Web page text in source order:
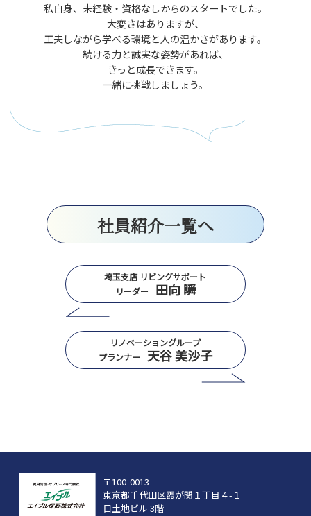
私自身、未経験・資格なしからのスタートでした。
大変さはありますが、
工夫しながら学べる環境と人の温かさがあります。
続ける力と誠実な姿勢があれば、
きっと成長できます。
一緒に挑戦しましょう。
埼玉支店 リビングサポート
リーダー
田向 瞬
社員紹介一覧へ
リノベーショングループ
プランナー
天谷 美沙子
〒100-0013
東京都千代田区霞が関１丁目４-１
日土地ビル 3階